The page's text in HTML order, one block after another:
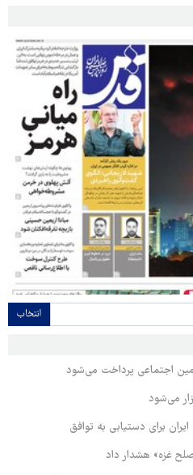
انتخاب
اجتماعی پرداخت می‌شود
می‌شود
برای دستیابی به توافق
غزه» هشدار داد